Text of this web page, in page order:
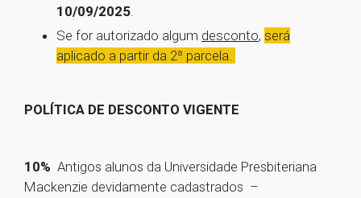
10/09/2025.
Se for autorizado algum desconto, será
aplicado a partir da 2ª parcela.
POLÍTICA DE DESCONTO VIGENTE
10% Antigos alunos da Universidade Presbiteriana
Mackenzie devidamente cadastrados –